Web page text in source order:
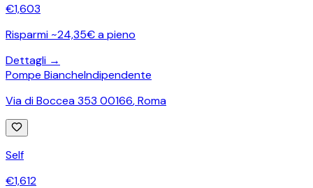
€1,603
Risparmi ~24,35€ a pieno
Dettagli →
Pompe BiancheIndipendente
Via di Boccea 353 00166,Roma
Self
€1,612